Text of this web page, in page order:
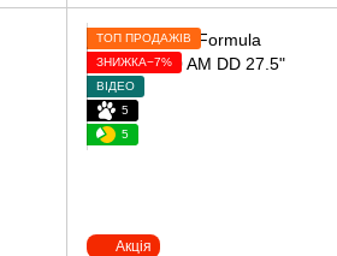
Акція
ТОП ПРОДАЖІВ
ЗНИЖКА−7%
ВІДЕО
5
5